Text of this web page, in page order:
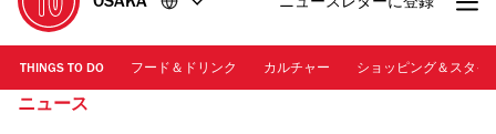
動
ニュースレターに登録
THINGS TO DO フード＆ドリンク カルチャー ショッピング＆スタイ
ニュース